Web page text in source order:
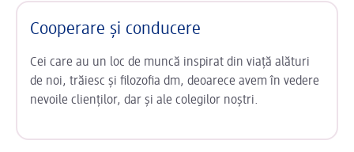
Cooperare și conducere
Cei care au un loc de muncă inspirat din viață alături
de noi, trăiesc și filozofia dm, deoarece avem în vedere
nevoile clienților, dar și ale colegilor noștri.